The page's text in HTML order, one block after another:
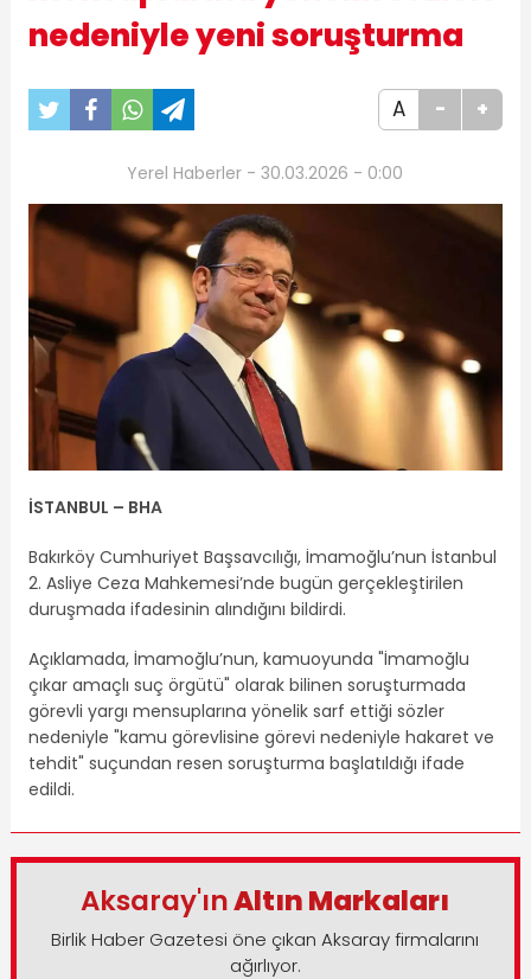
nedeniyle yeni soruşturma
A - +
Yerel Haberler - 30.03.2026 - 0:00
İSTANBUL – BHA
Bakırköy Cumhuriyet Başsavcılığı, İmamoğlu’nun İstanbul
2. Asliye Ceza Mahkemesi’nde bugün gerçekleştirilen
duruşmada ifadesinin alındığını bildirdi.
Açıklamada, İmamoğlu’nun, kamuoyunda "İmamoğlu
çıkar amaçlı suç örgütü" olarak bilinen soruşturmada
görevli yargı mensuplarına yönelik sarf ettiği sözler
nedeniyle "kamu görevlisine görevi nedeniyle hakaret ve
tehdit" suçundan resen soruşturma başlatıldığı ifade
edildi.
Aksaray'ınAltın Markaları
Birlik Haber Gazetesi öne çıkan Aksaray firmalarını
ağırlıyor.